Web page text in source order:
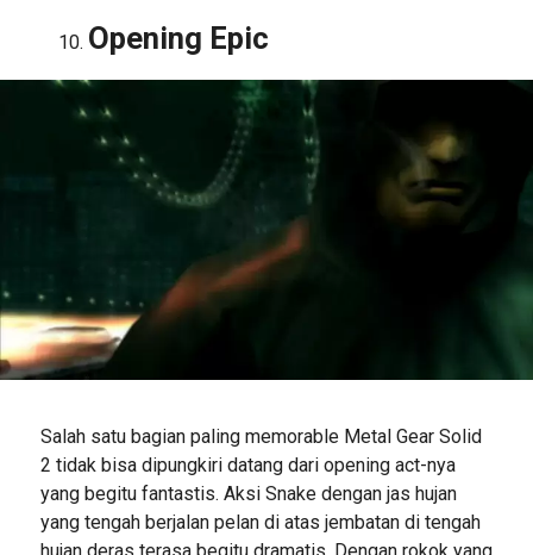
Opening Epic
Salah satu bagian paling memorable Metal Gear Solid
2 tidak bisa dipungkiri datang dari opening act-nya
yang begitu fantastis. Aksi Snake dengan jas hujan
yang tengah berjalan pelan di atas jembatan di tengah